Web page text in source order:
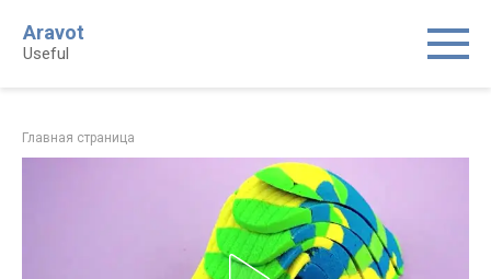
content
Aravot
Useful
Главная страница